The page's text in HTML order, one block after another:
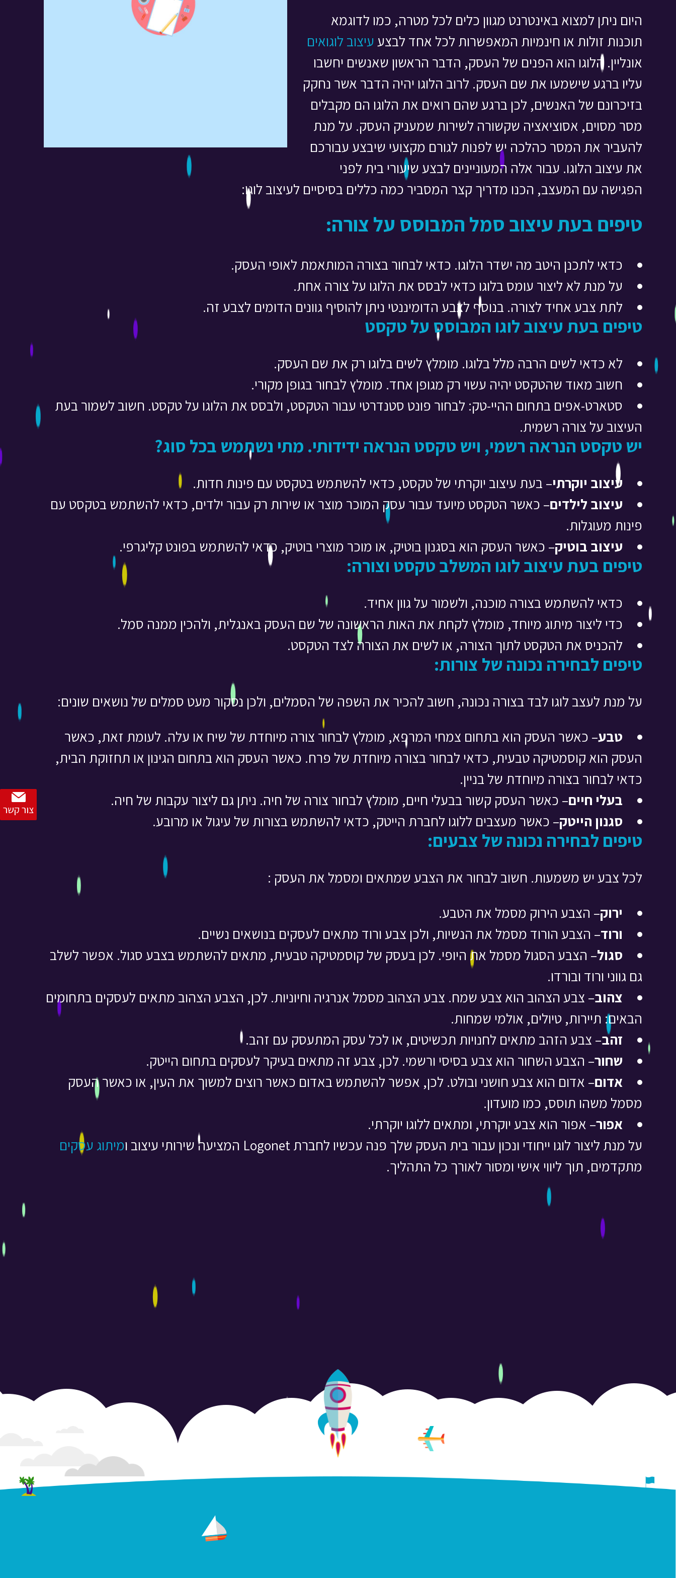
היום ניתן למצוא באינטרנט מגוון כלים לכל מטרה, כמו לדוגמא
תוכנות זולות או חינמיות המאפשרות לכל אחד לבצע עיצוב לוגואים
אונליין. הלוגו הוא הפנים של העסק, הדבר הראשון שאנשים יחשבו
עליו ברגע שישמעו את שם העסק. לרוב הלוגו יהיה הדבר אשר נחקק
בזיכרונם של האנשים, לכן ברגע שהם רואים את הלוגו הם מקבלים
מסר מסוים, אסוציאציה שקשורה לשירות שמעניק העסק. על מנת
להעביר את המסר כהלכה יש לפנות לגורם מקצועי שיבצע עבורכם
את עיצוב הלוגו. עבור אלה המעוניינים לבצע שיעורי בית לפני
הפגישה עם המעצב, הכנו מדריך קצר המסביר כמה כללים בסיסיים לעיצוב לוגו:
טיפים בעת עיצוב סמל המבוסס על צורה:
כדאי לתכנן היטב מה ישדר הלוגו. כדאי לבחור בצורה המותאמת לאופי העסק.
על מנת לא ליצור עומס בלוגו כדאי לבסס את הלוגו על צורה אחת.
לתת צבע אחיד לצורה. בנוסף לצבע הדומיננטי ניתן להוסיף גוונים הדומים לצבע זה.
טיפים בעת עיצוב לוגו המבוסס על טקסט
לא כדאי לשים הרבה מלל בלוגו. מומלץ לשים בלוגו רק את שם העסק.
חשוב מאוד שהטקסט יהיה עשוי רק מגופן אחד. מומלץ לבחור בגופן מקורי.
סטארט-אפים בתחום ההיי-טק: לבחור פונט סטנדרטי עבור הטקסט, ולבסס את הלוגו על טקסט. חשוב לשמור בעת
העיצוב על צורה רשמית.
יש טקסט הנראה רשמי, ויש טקסט הנראה ידידותי. מתי נשתמש בכל סוג?
עיצוב יוקרתי– בעת עיצוב יוקרתי של טקסט, כדאי להשתמש בטקסט עם פינות חדות.
עיצוב לילדים– כאשר הטקסט מיועד עבור עסק המוכר מוצר או שירות רק עבור ילדים, כדאי להשתמש בטקסט עם
פינות מעוגלות.
עיצוב בוטיק– כאשר העסק הוא בסגנון בוטיק, או מוכר מוצרי בוטיק, כדאי להשתמש בפונט קליגרפי.
טיפים בעת עיצוב לוגו המשלב טקסט וצורה:
כדאי להשתמש בצורה מוכנה, ולשמור על גוון אחיד.
כדי ליצור מיתוג מיוחד, מומלץ לקחת את האות הראשונה של שם העסק באנגלית, ולהכין ממנה סמל.
להכניס את הטקסט לתוך הצורה, או לשים את הצורה לצד הטקסט.
טיפים לבחירה נכונה של צורות:
על מנת לעצב לוגו לבד בצורה נכונה, חשוב להכיר את השפה של הסמלים, ולכן נסקור מעט סמלים של נושאים שונים:
טבע– כאשר העסק הוא בתחום צמחי המרפא, מומלץ לבחור צורה מיוחדת של שיח או עלה. לעומת זאת, כאשר
העסק הוא קוסמטיקה טבעית, כדאי לבחור בצורה מיוחדת של פרח. כאשר העסק הוא בתחום הגינון או תחזוקת הבית,
כדאי לבחור בצורה מיוחדת של בניין.
בעלי חיים– כאשר העסק קשור בבעלי חיים, מומלץ לבחור צורה של חיה. ניתן גם ליצור עקבות של חיה.
סגנון הייטק– כאשר מעצבים ללוגו לחברת הייטק, כדאי להשתמש בצורות של עיגול או מרובע.
טיפים לבחירה נכונה של צבעים:
לכל צבע יש משמעות. חשוב לבחור את הצבע שמתאים ומסמל את העסק :
ירוק– הצבע הירוק מסמל את הטבע.
ורוד– הצבע הורוד מסמל את הנשיות, ולכן צבע ורוד מתאים לעסקים בנושאים נשיים.
סגול– הצבע הסגול מסמל את היופי. לכן בעסק של קוסמטיקה טבעית, מתאים להשתמש בצבע סגול. אפשר לשלב
גם גווני ורוד ובורדו.
צהוב– צבע הצהוב הוא צבע שמח. צבע הצהוב מסמל אנרגיה וחיוניות. לכן, הצבע הצהוב מתאים לעסקים בתחומים
הבאים: תיירות, טיולים, אולמי שמחות.
זהב– צבע הזהב מתאים לחנויות תכשיטים, או לכל עסק המתעסק עם זהב.
שחור– הצבע השחור הוא צבע בסיסי ורשמי. לכן, צבע זה מתאים בעיקר לעסקים בתחום הייטק.
אדום– אדום הוא צבע חושני ובולט. לכן, אפשר להשתמש באדום כאשר רוצים למשוך את העין, או כאשר העסק
מסמל משהו תוסס, כמו מועדון.
אפור– אפור הוא צבע יוקרתי, ומתאים ללוגו יוקרתי.
על מנת ליצור לוגו ייחודי ונכון עבור בית העסק שלך פנה עכשיו לחברת Logonet המציעה שירותי עיצוב ו
מיתוג עסקים
מתקדמים, תוך ליווי אישי ומסור לאורך כל התהליך.
צור קשר